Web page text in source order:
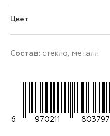
Цвет
Состав: стекло, металл
6 970211 803797